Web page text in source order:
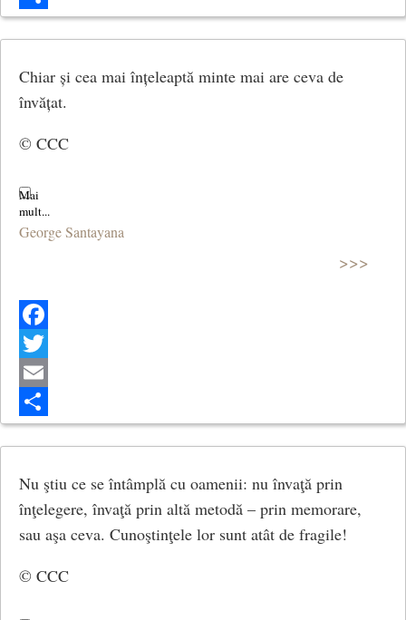
Share
Chiar și cea mai înțeleaptă minte mai are ceva de
învățat.
© CCC
George Santayana
>>>
Facebook
Twitter
Email
Share
Nu ştiu ce se întâmplă cu oamenii: nu învaţă prin
înţelegere, învaţă prin altă metodă – prin memorare,
sau aşa ceva. Cunoştinţele lor sunt atât de fragile!
© CCC